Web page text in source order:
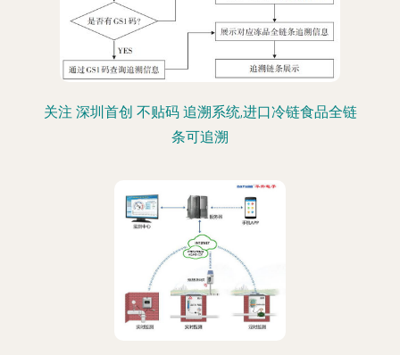
关注 深圳首创 不贴码 追溯系统,进口冷链食品全链
条可追溯